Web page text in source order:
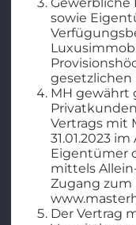
sowie
MH gewährt
Vertrags mit
31.01.2023
Eigentümer
mittels
Zugang
Der Vertrag